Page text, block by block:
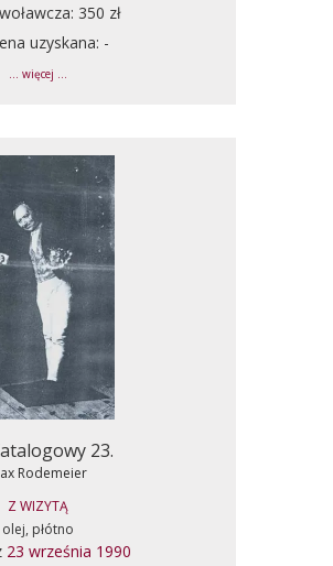
350 zł
uzyskana: -
... więcej ...
23.
Rodemeier
Z WIZYTĄ
olej, płótno
23 września 1990